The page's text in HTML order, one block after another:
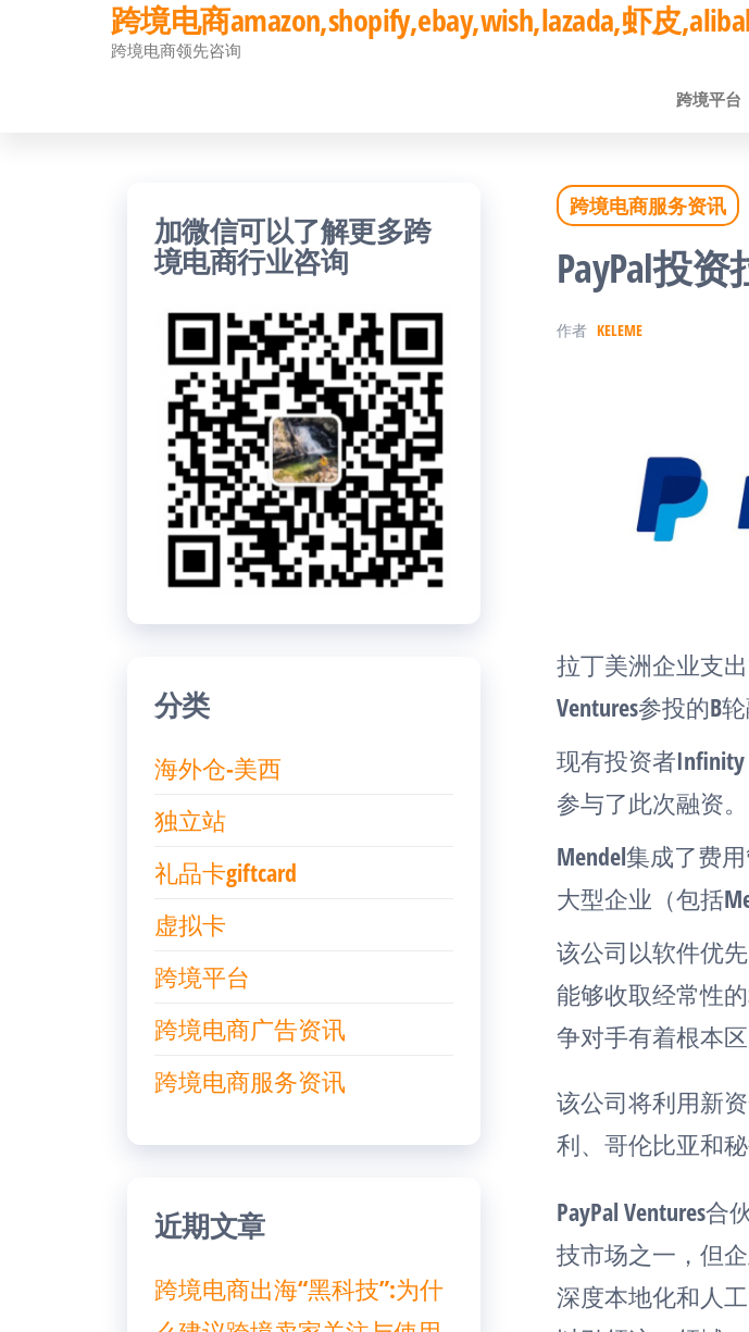
跨境电商amazon,shopify,ebay,wish,lazada,虾皮
跨境电商领先咨询
跨境平台
跨境电商服务资讯
PayPal投
作者 KELEME
拉丁美洲企业支出
Ventures参投的B
现有投资者Infinity
参与了此次融资。
Mendel集成了费
大型企业（包括
该公司以软件优
能够收取经常性
争对手有着根本区
该公司将利用新
利、哥伦比亚和
PayPal Ventures
技市场之一，但
深度本地化和人
加微信可以了解更多跨
境电商行业咨询
分类
海外仓-美西
独立站
礼品卡giftcard
虚拟卡
跨境平台
跨境电商广告资讯
跨境电商服务资讯
近期文章
跨境电商出海“黑科技”:为什